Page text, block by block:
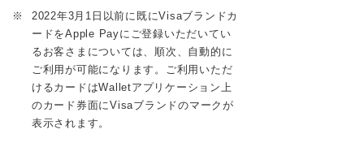
※
2022年3月1日以前に既にVisaブランドカ
ードをApple Payにご登録いただいてい
るお客さまについては、順次、自動的に
ご利用が可能になります。ご利用いただ
けるカードはWalletアプリケーション上
のカード券面にVisaブランドのマークが
表示されます。